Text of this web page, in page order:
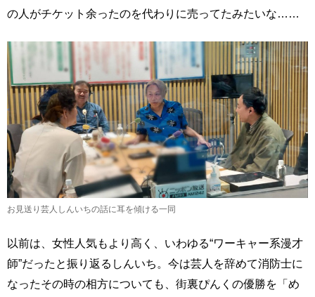
の人がチケット余ったのを代わりに売ってたみたいな……
お見送り芸人しんいちの話に耳を傾ける一同
以前は、女性人気もより高く、いわゆる“ワーキャー系漫才
師”だったと振り返るしんいち。今は芸人を辞めて消防士に
なったその時の相方についても、街裏ぴんくの優勝を「め